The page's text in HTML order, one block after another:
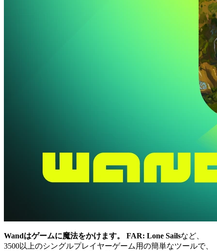
Wandはゲームに魔法をかけます。 FAR: Lone Sailsなど、
3500以上のシングルプレイヤーゲーム用の簡単なツールで、